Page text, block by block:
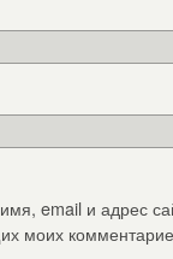
email и адрес
моих